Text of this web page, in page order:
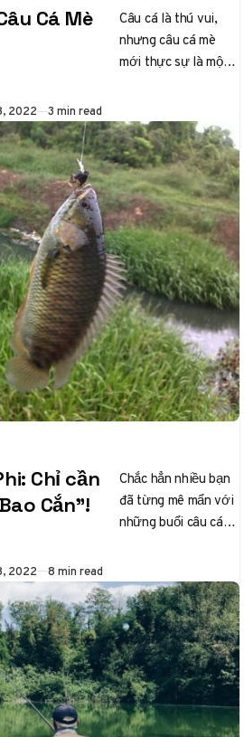
Cá Mè
Câu cá là thú vui,
nhưng câu cá mè
mới thực sự là một
2022 3 min read
Chỉ cần
Cắn”!
Chắc hẳn nhiều bạn
đã từng mê mẩn với
những buổi câu cá
2022 8 min read